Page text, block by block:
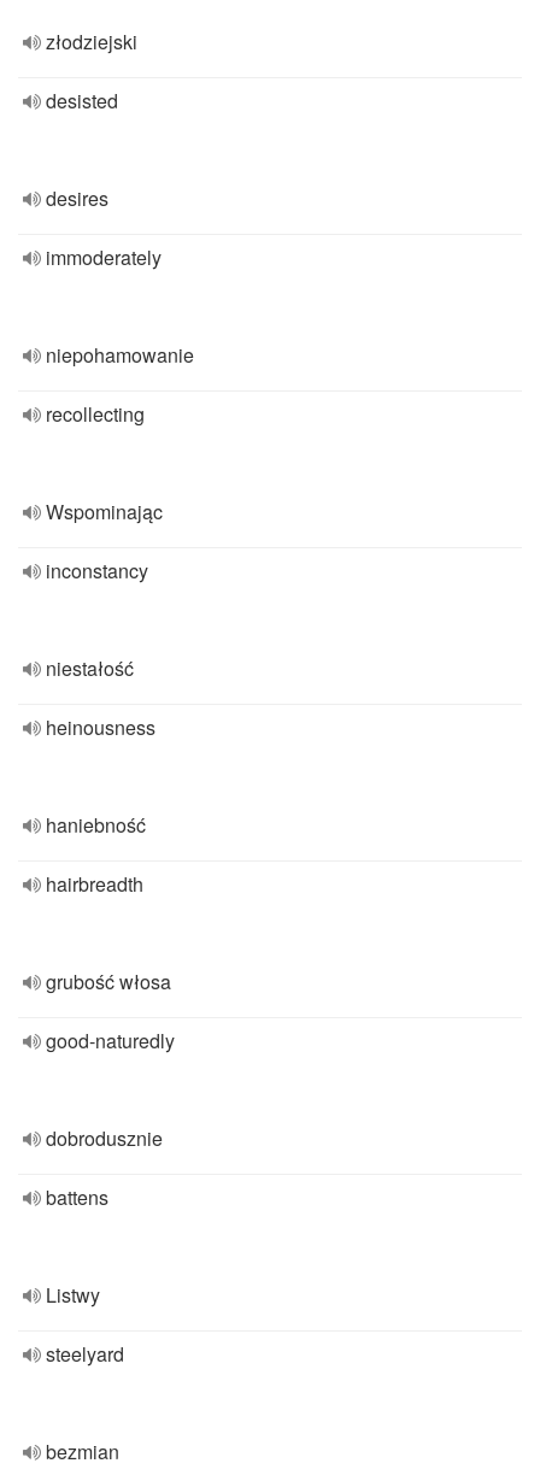
złodziejski
desisted
desires
immoderately
niepohamowanie
recollecting
Wspominając
inconstancy
niestałość
heinousness
haniebność
hairbreadth
grubość włosa
good-naturedly
dobrodusznie
battens
Listwy
steelyard
bezmian